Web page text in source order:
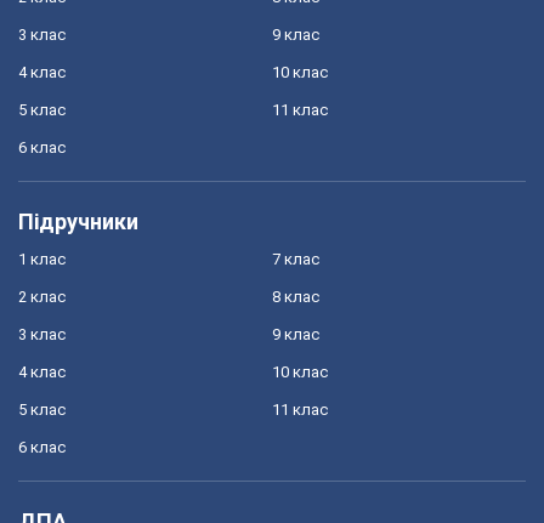
3 клас
4 клас
5 клас
6 клас
9 клас
10 клас
11 клас
Підручники
1 клас
2 клас
3 клас
4 клас
5 клас
6 клас
7 клас
8 клас
9 клас
10 клас
11 клас